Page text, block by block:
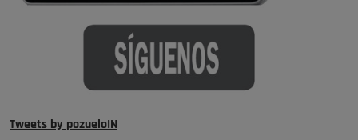
Tweets by pozueloIN